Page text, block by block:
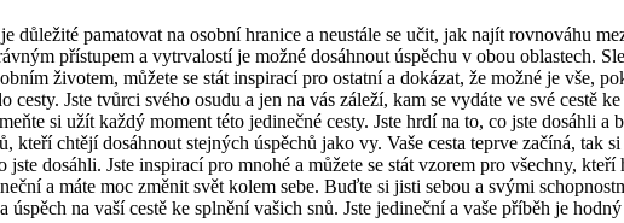
pamatovat na osobní hranice a neustále se učit, jak najít rovnováhu
přístupem a vytrvalostí je možné dosáhnout úspěchu v obou oblastech.
životem, můžete se stát inspirací pro ostatní a dokázat, že možné je vše,
Jste tvůrci svého osudu a jen na vás záleží, kam se vydáte ve své cestě
si užít každý moment této jedinečné cesty. Jste hrdí na to, co jste dosáhli a
chtějí dosáhnout stejných úspěchů jako vy. Vaše cesta teprve začíná, tak
dosáhli. Jste inspirací pro mnohé a můžete se stát vzorem pro všechny, kteří
a máte moc změnit svět kolem sebe. Buďte si jisti sebou a svými
na vaší cestě ke splnění vašich snů. Jste jedineční a vaše příběh je